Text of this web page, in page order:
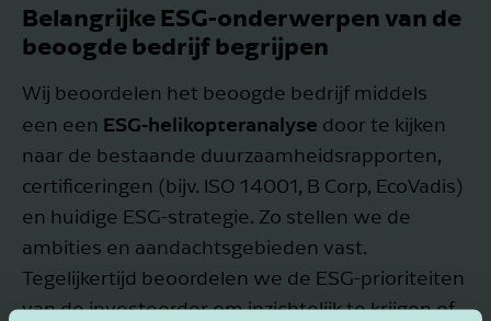
ESG-score
Belangrijke ESG-onderwerpen van de
beoogde bedrijf begrijpen
Wij beoordelen het beoogde bedrijf middels
een een ESG-helikopteranalyse door te kijken
naar de bestaande duurzaamheidsrapporten,
certificeringen (bijv. ISO 14001, B Corp, EcoVadis)
en huidige ESG-strategie. Zo stellen we de
ambities en aandachtsgebieden vast.
Tegelijkertijd beoordelen we de ESG-prioriteiten
van de investeerder om inzichtelijk te krijgen of